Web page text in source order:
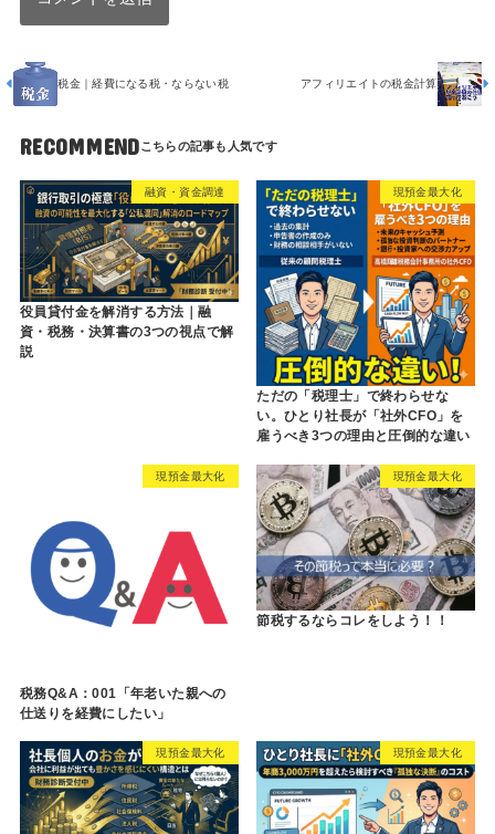
税金｜経費になる税・ならない税 アフィリエイトの税金計算
RECOMMEND
融資・資金調達
役員貸付金を解消する方法｜融
資・税務・決算書の3つの視点で解
説
現預金最大化
ただの「税理士」で終わらせな
い。ひとり社長が「社外CFO」を
雇うべき3つの理由と圧倒的な違い
現預金最大化
税務Q&A：001「年老いた親への
仕送りを経費にしたい」
現預金最大化
節税するならコレをしよう！！
現預金最大化 現預金最大化